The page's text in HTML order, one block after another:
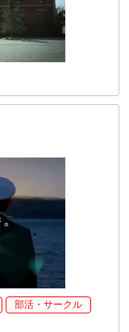
部活・サークル